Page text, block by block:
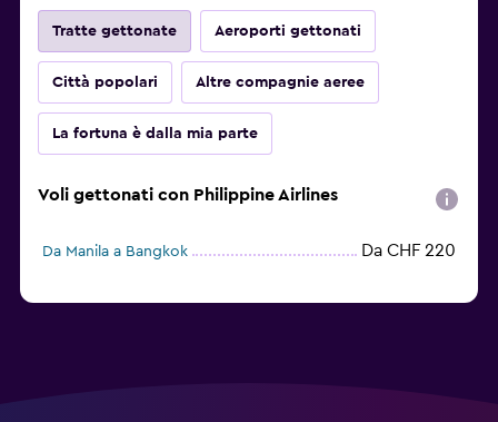
Tratte gettonate Aeroporti gettonati
Città popolari Altre compagnie aeree
La fortuna è dalla mia parte
Voli gettonati con Philippine Airlines
Da Manila a Bangkok Da CHF 220